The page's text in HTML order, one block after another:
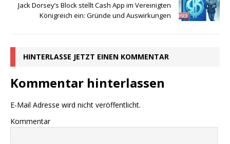
Jack Dorsey’s Block stellt Cash App im Vereinigten
Königreich ein: Gründe und Auswirkungen
HINTERLASSE JETZT EINEN KOMMENTAR
Kommentar hinterlassen
E-Mail Adresse wird nicht veröffentlicht.
Kommentar